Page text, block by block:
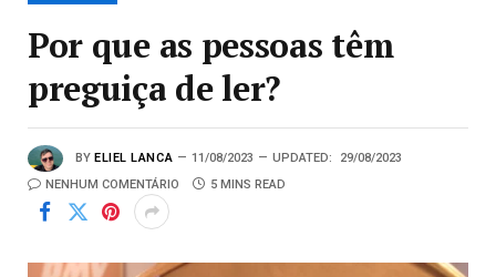
Por que as pessoas têm
preguiça de ler?
BY ELIEL LANCA 11/08/2023 UPDATED:
29/08/2023
NENHUM COMENTÁRIO
5 MINS READ